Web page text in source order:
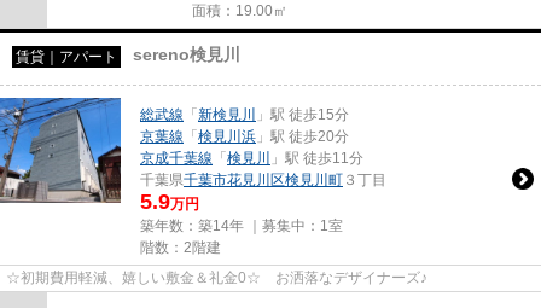
面積：19.00㎡
賃貸｜アパート sereno検見川
総武線 「 新検見川
」駅 徒歩15分
京葉線 「 検見川浜 」駅 徒歩20分
京成千葉線 「 検見川
」駅 徒歩11分
千葉県千葉市花見川区検見川町 ３丁目
5.9万円
築年数：築14年 ｜募集中： 1室
階数：2階建
☆初期費用軽減、嬉しい敷金＆礼金0☆ お洒落なデザイナーズ♪